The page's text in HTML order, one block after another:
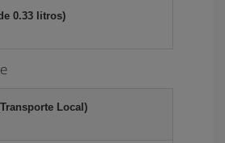
0.33 litros)
Local)